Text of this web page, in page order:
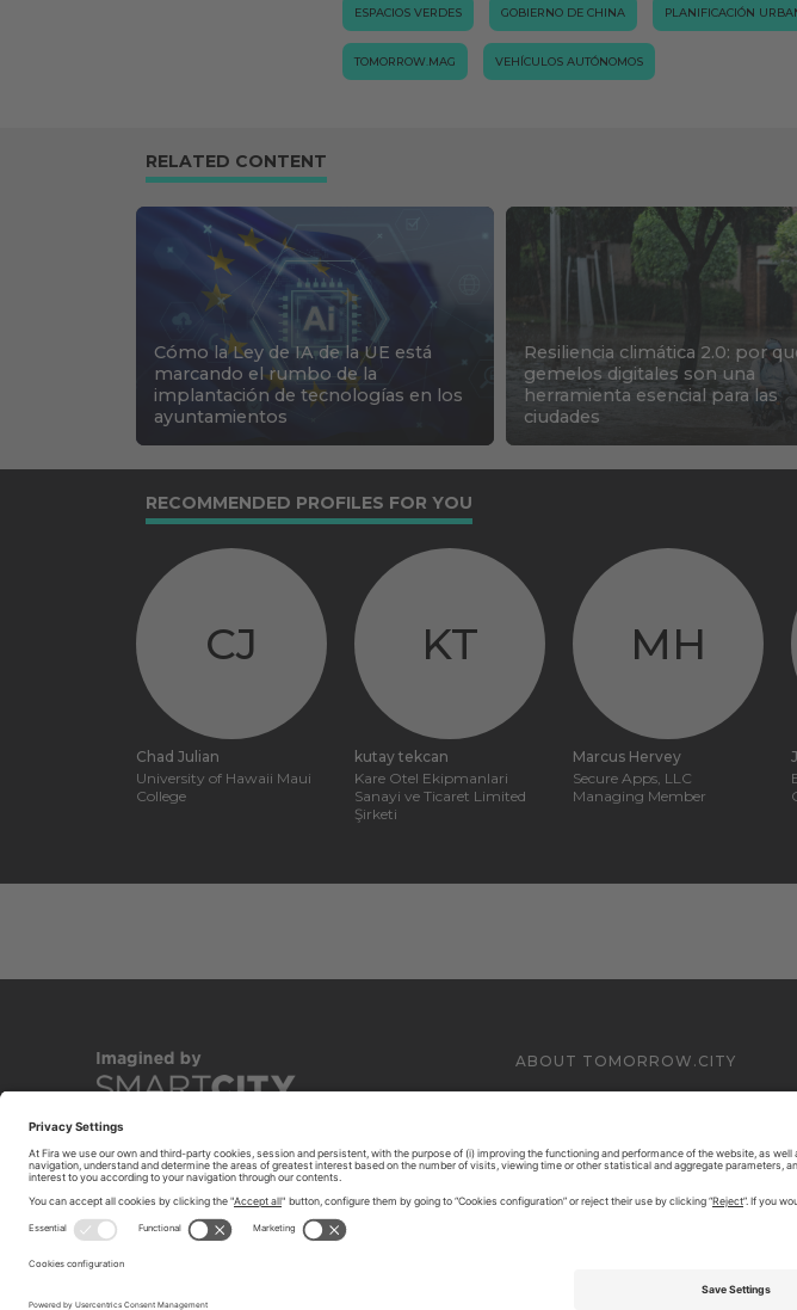
ESPACIOS VERDES GOBIERNO DE CHINA PLANIFICACIÓN
TOMORROW.MAG VEHÍCULOS AUTÓNOMOS
RELATED CONTENT
Cómo la Ley de IA de la UE está
marcando el rumbo de la
implantación de tecnologías en los
ayuntamientos
Resiliencia climática 2.0: por
gemelos digitales son una
herramienta esencial para las
ciudades
RECOMMENDED PROFILES FOR YOU
CJ
Chad Julian
University of Hawaii Maui
College
KT
kutay tekcan
Kare Otel Ekipmanlari
Sanayi ve Ticaret Limited
Şirketi
MH
Marcus Hervey
Secure Apps, LLC
Managing Member
ABOUT TOMORROW.CITY
© 2026 FIRA DE BARCELONA